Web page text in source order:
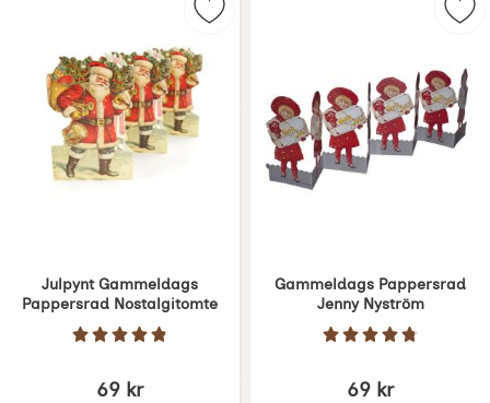
Julpynt Gammeldags
Pappersrad Nostalgitomte
Art. nr 1271 Betyg: 4.9 Stjärnor av 5
69 kr
Markera julpynt Gammeldags
Gammeldags Pappersrad
Jenny Nyström
Art. nr 1272 Betyg: 4.8
69 kr